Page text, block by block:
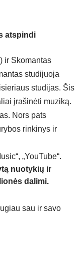
atspindi
ir Skomantas
studijuoja
studijas. Šis
įrašinėti muziką.
Nors pats
rinkinys ir
„YouTube“.
nuotykių ir
dalimi.
sau ir savo